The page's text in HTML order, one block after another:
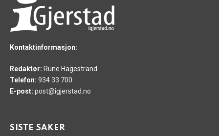
Kontaktinformasjon:
Redaktør: Rune Hagestrand
Telefon: 934 33 700
E-post: post@igjerstad.no
SISTE SAKER